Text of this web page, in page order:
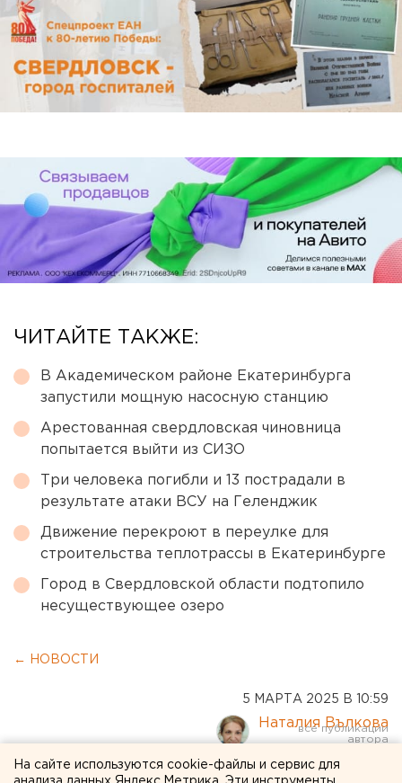
ЧИТАЙТЕ ТАКЖЕ:
В Академическом районе Екатеринбурга
запустили мощную насосную станцию
Арестованная свердловская чиновница
попытается выйти из СИЗО
Три человека погибли и 13 пострадали в
результате атаки ВСУ на Геленджик
Движение перекроют в переулке для
строительства теплотрассы в Екатеринбурге
Город в Свердловской области подтопило
несуществующее озеро
← НОВОСТИ
5 МАРТА 2025 В 10:59
Наталия Вълкова
На сайте используются cookie-файлы и сервис для